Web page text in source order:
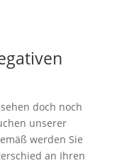
doch noch
unserer
werden Sie
an Ihren